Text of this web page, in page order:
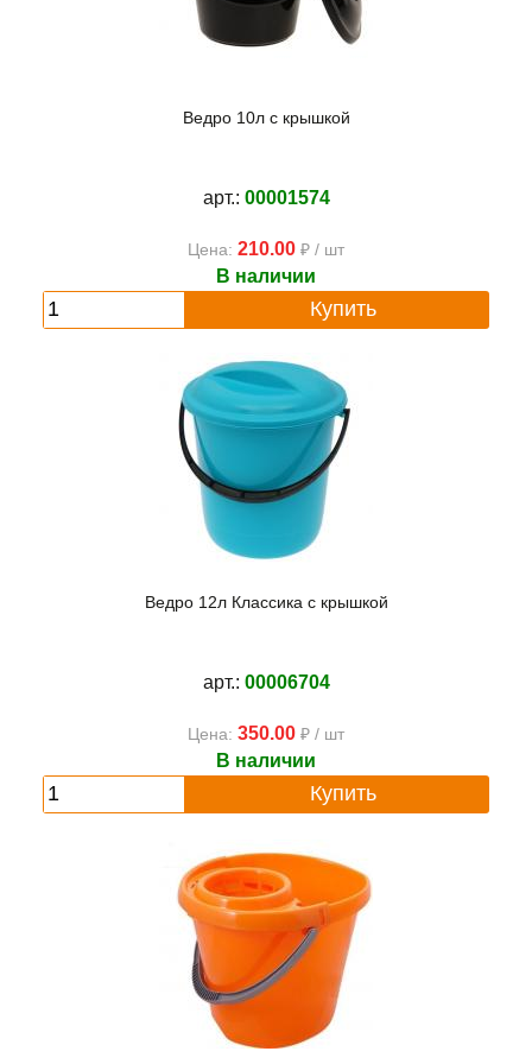
Ведро 10л с крышкой
арт.: 00001574
Цена: 210.00 ₽ / шт
В наличии
Купить
Ведро 12л Классика с крышкой
арт.: 00006704
Цена: 350.00 ₽ / шт
В наличии
Купить